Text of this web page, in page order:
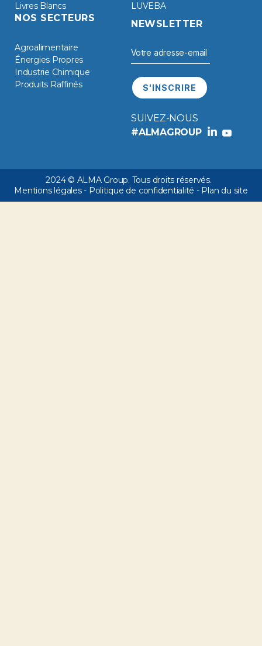
Livres Blancs
LUVEBA
NOS SECTEURS
Agroalimentaire
Énergies Propres
Industrie Chimique
Produits Raffinés
NEWSLETTER
SUIVEZ-NOUS
#ALMAGROUP
2024 © ALMA Group. Tous droits réservés.
Mentions légales- Politique de confidentialité - Plan du site